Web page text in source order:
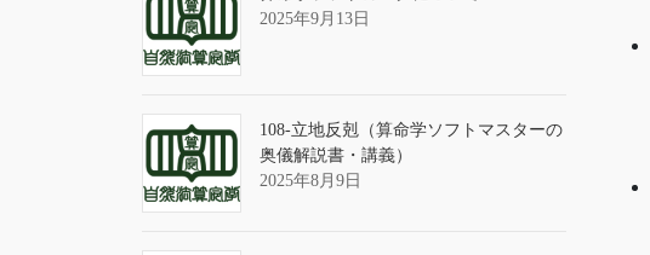
2025年9月13日
108-立地反剋（算命学ソフトマスターの
奥儀解説書・講義）
2025年8月9日